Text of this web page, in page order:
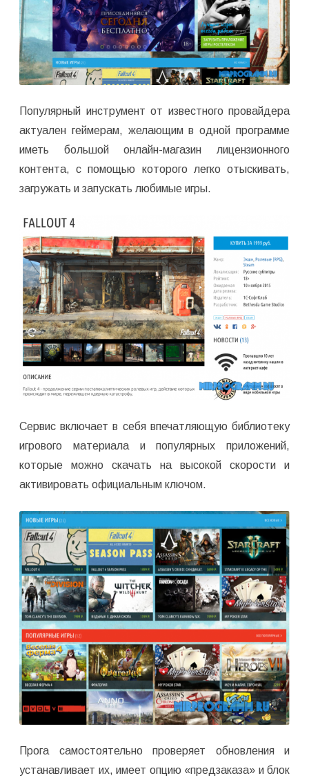
Популярный инструмент от известного провайдера
актуален геймерам, желающим в одной программе
иметь большой онлайн-магазин лицензионного
контента, с помощью которого легко отыскивать,
загружать и запускать любимые игры.
Сервис включает в себя впечатляющую библиотеку
игрового материала и популярных приложений,
которые можно скачать на высокой скорости и
активировать официальным ключом.
Прога самостоятельно проверяет обновления и
устанавливает их, имеет опцию «предзаказа» и блок